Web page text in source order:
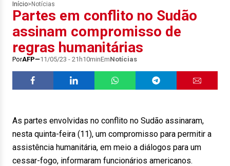
Início> Notícias
Partes em conflito no Sudão
assinam compromisso de
regras humanitárias
PorAFP 11/05/23 - 21h10minEmNotícias
As partes envolvidas no conflito no Sudão assinaram,
nesta quinta-feira (11), um compromisso para permitir a
assistência humanitária, em meio a diálogos para um
cessar-fogo, informaram funcionários americanos.